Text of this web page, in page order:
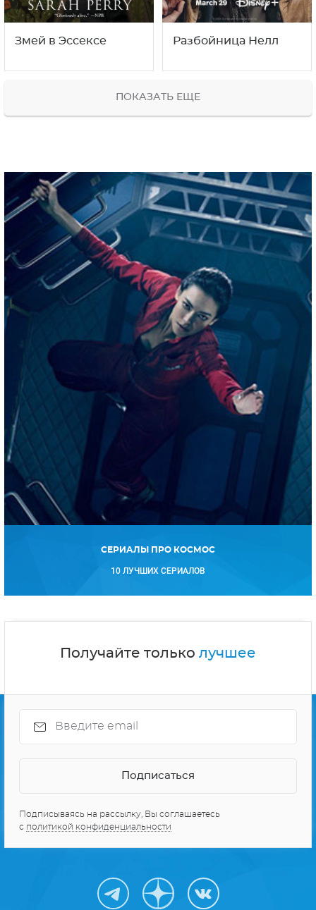
Змей в Эссексе Разбойница Нелл
ПОКАЗАТЬ ЕЩЕ
СЕРИАЛЫ ПРО КОСМОС
10 ЛУЧШИХ СЕРИАЛОВ
Получайте только лучшее
Подписываясь на рассылку, Вы соглашаетесь
с политикой конфиденциальности